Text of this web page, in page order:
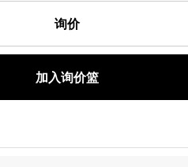
询价
加入询价篮